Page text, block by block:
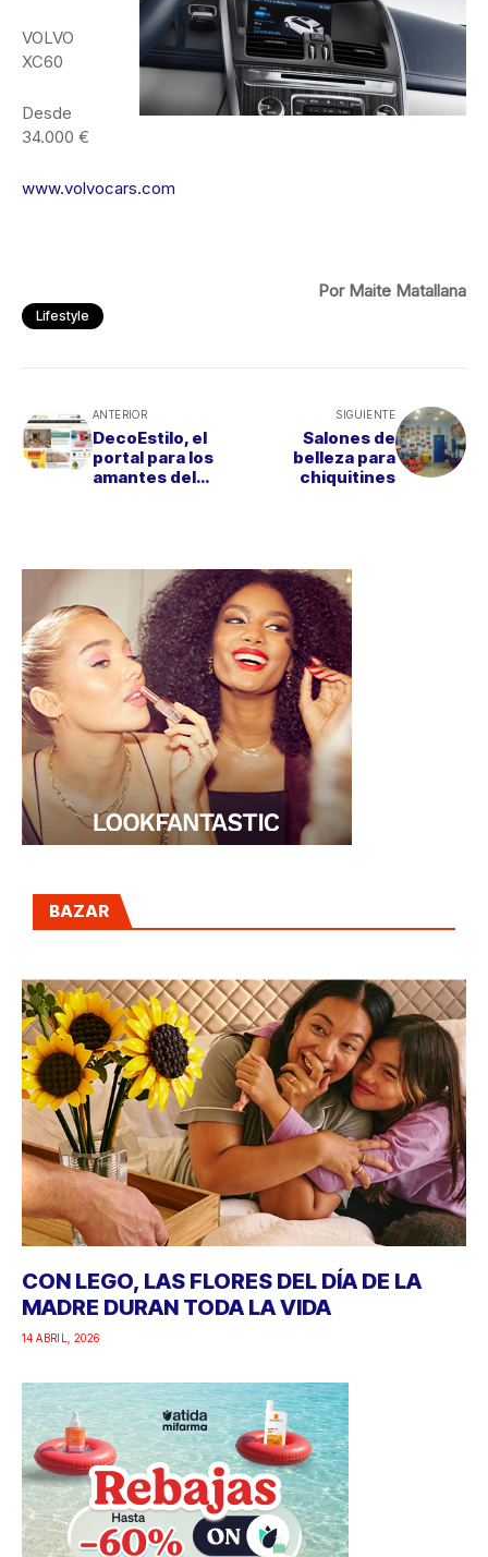
VOLVO
XC60
Desde
34.000 €
www.volvocars.com
Por Maite Matallana
Lifestyle
ANTERIOR
DecoEstilo, el
portal para los
amantes del
SIGUIENTE
Salones de
belleza para
chiquitines
BAZAR
CON LEGO, LAS FLORES DEL DÍA DE LA
MADRE DURAN TODA LA VIDA
14 ABRIL, 2026